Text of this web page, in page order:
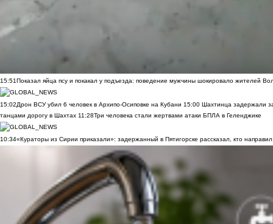
15:51Показал яйца псу и покакал у подъезда: поведение мужчины шокировало жителей
15:02Дрон ВСУ убил 6 человек в Архипо-Осиповке на Кубани 15:00 Шахтинца задержали
танцами дорогу в Шахтах 11:28Три человека стали жертвами атаки БПЛА в Геленджике
10:34«Кураторы из Сирии приказали»: задержанный в Пятигорске рассказал, кто направил